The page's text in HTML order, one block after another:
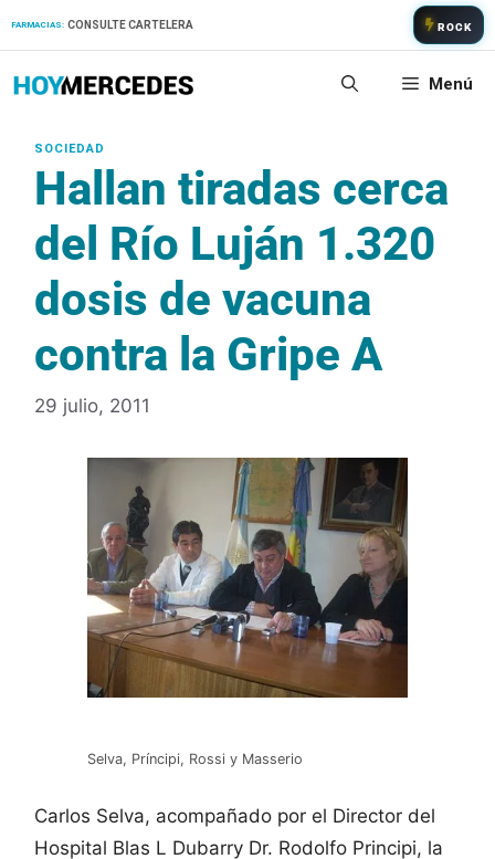
FARMACIAS: CONSULTE CARTELERA ROCK
Menú
Hallan tiradas cerca
del Río Luján 1.320
dosis de vacuna
contra la Gripe A
29 julio, 2011
Selva, Príncipi, Rossi y Masserio
Carlos Selva, acompañado por el Director del
Hospital Blas L Dubarry Dr. Rodolfo Principi, la